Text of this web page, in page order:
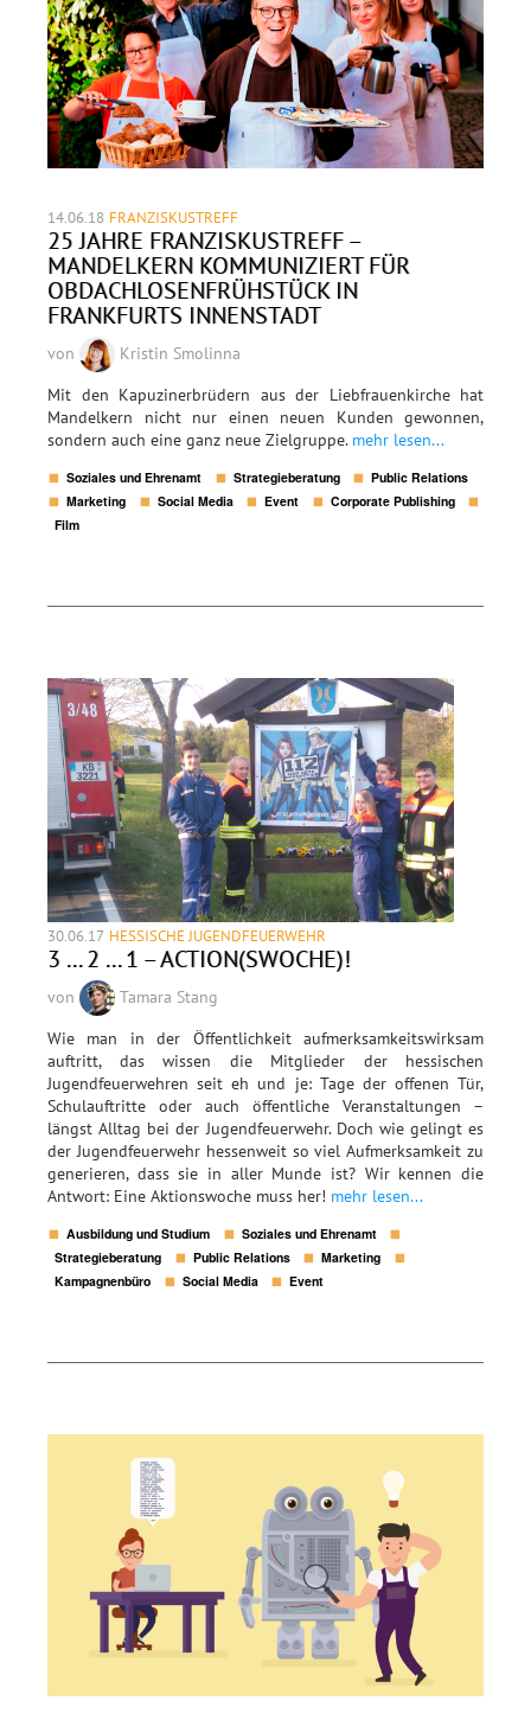
14.06.18 FRANZISKUSTREFF
25 JAHRE FRANZISKUSTREFF –
MANDELKERN KOMMUNIZIERT FÜR
OBDACHLOSENFRÜHSTÜCK IN
FRANKFURTS INNENSTADT
von
Kristin Smolinna
Mit den Kapuzinerbrüdern aus der Liebfrauenkirche hat
Mandelkern nicht nur einen neuen Kunden gewonnen,
sondern auch eine ganz neue Zielgruppe. mehr lesen...
Soziales und Ehrenamt Strategieberatung
Public Relations
Marketing
Social Media Event
Corporate Publishing
Film
30.06.17 HESSISCHE JUGENDFEUERWEHR
3 ... 2 ... 1 – ACTION(SWOCHE)!
von
Tamara Stang
Wie man in der Öffentlichkeit aufmerksamkeitswirksam
auftritt, das wissen die Mitglieder der hessischen
Jugendfeuerwehren seit eh und je: Tage der offenen Tür,
Schulauftritte oder auch öffentliche Veranstaltungen –
längst Alltag bei der Jugendfeuerwehr. Doch wie gelingt es
der Jugendfeuerwehr hessenweit so viel Aufmerksamkeit zu
generieren, dass sie in aller Munde ist? Wir kennen die
Antwort: Eine Aktionswoche muss her! mehr lesen...
Ausbildung und Studium
Soziales und Ehrenamt
Strategieberatung
Public Relations
Marketing
Kampagnenbüro
Social Media Event